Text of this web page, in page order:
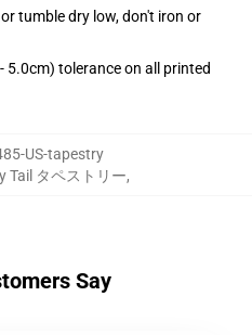
tumble dry low, don't iron or
5.0cm) tolerance on all printed
US-tapestry
Tail タペストリー,
Say